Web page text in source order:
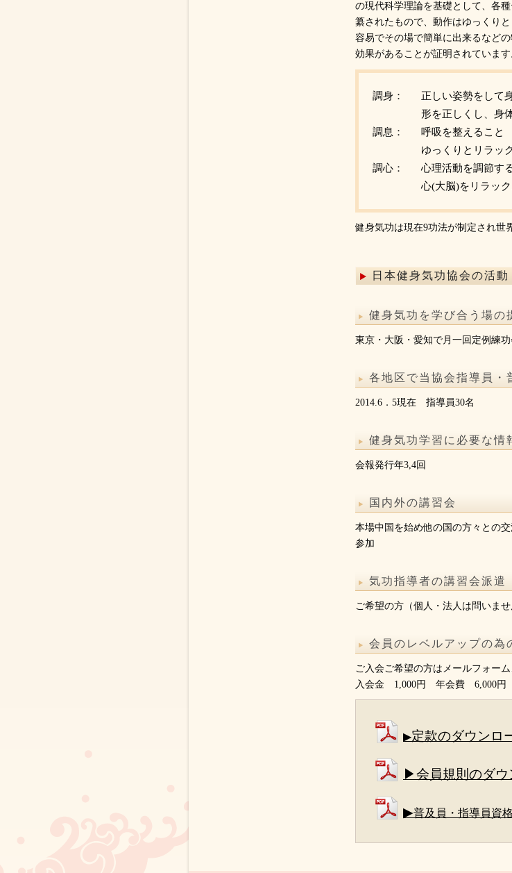
の現代科学理論を基礎として、各
纂されたもので、動作はゆっくり
容易でその場で簡単に出来るなど
効果があることが証明されていま
調身：
正しい姿勢をして
形を正しくし、身
調息：
呼吸を整えること
ゆっくりとリラッ
調心：
心理活動を調節す
心(大脳)をリラッ
健身気功は現在9功法が制定され世
日本健身気功協会の活動
健身気功を学び合う場の
東京・大阪・愛知で月一回定例練
各地区で当協会指導員・
2014.6．5現在 指導員30名
健身気功学習に必要な情
会報発行年3,4回
国内外の講習会
本場中国を始め他の国の方々との
参加
気功指導者の講習会派遣
ご希望の方（個人・法人は問いま
会員のレベルアップの為
ご入会ご希望の方はメールフォー
入会金 1,000円 年会費 6,000円
▶定款のダウンロ
▶会員規則のダウ
▶普及員・指導員資